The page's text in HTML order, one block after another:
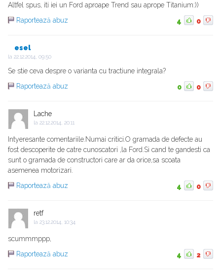
Altfel spus, iti iei un Ford aproape Trend sau aprope Titanium:))
Raportează abuz
4 0
esel
la 22.12.2014, 09:50
Se stie ceva despre o varianta cu tractiune integrala?
Raportează abuz
0 0
Lache
la 22.12.2014, 20:11
Intyeresante comentariile.Numai critici.O gramada de defecte au
fost descoperite de catre cunoscatori ,la Ford.Si cand te gandesti ca
sunt o gramada de constructori care ar da orice,sa scoata
asemenea motorizari.
Raportează abuz
4 0
retf
la 23.12.2014, 10:34
scummmppp,
Raportează abuz
4 2